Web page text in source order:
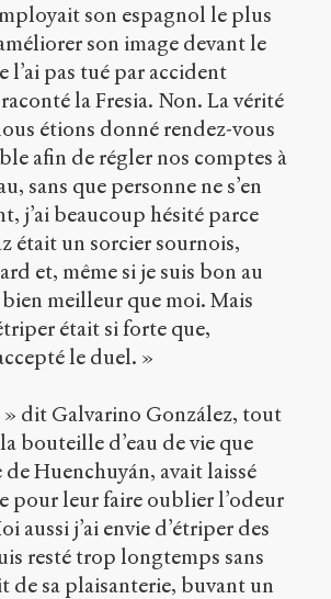
son espagnol le plus
son image devant le
l’ai pas tué par accident
la Fresia. Non. La vérité
étions donné rendez-vous
afin de régler nos comptes à
sans que personne ne s’en
j’ai beaucoup hésité parce
était un sorcier sournois,
et, même si je suis bon au
meilleur que moi. Mais
était si forte que,
le duel. »
» dit Galvarino González, tout
bouteille d’eau de vie que
de Huenchuyán, avait laissé
pour leur faire oublier l’odeur
aussi j’ai envie d’étriper des
resté trop longtemps sans
de sa plaisanterie, buvant un